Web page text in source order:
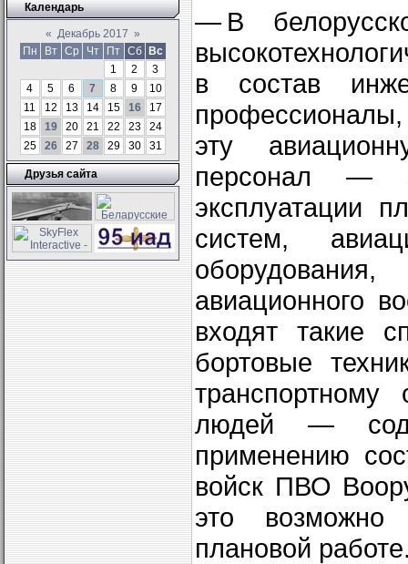
Календарь
« Декабрь 2017 »
Пн
Вт Ср Чт Пт Сб
Вс
1
2
3
4
5 6 7 8 9
10
11
12 13 14 15 16
17
18
19 20 21 22 23
24
25
26 27 28 29 30 31
Друзья сайта
— В
в состав
профессионалы,
эту
персонал —
эксплуатации
систем,
авиационного
входят такие
бортовые
людей —
применению
войск ПВО
это возможно
плановой